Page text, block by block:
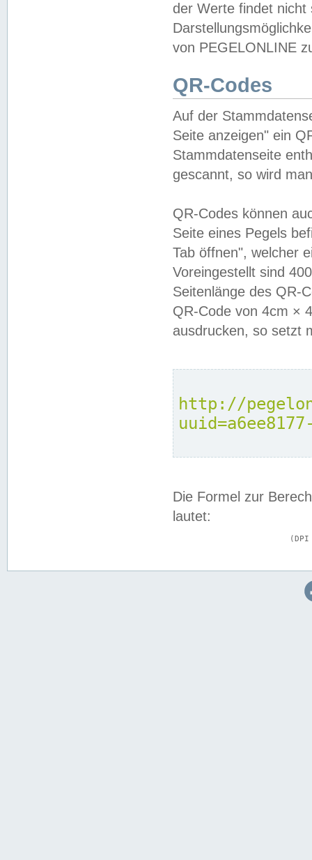
der Werte findet
von PEGELONLINE
QR-Codes
Auf der
Seite anzeigen" ein
Stammdatenseite
gescannt, so wird
QR-Codes können
Seite eines Pegels
Tab öffnen", welcher
Voreingestellt sind
Seitenlänge des QR-
QR-Code von 4cm ×
ausdrucken, so setzt
http://
Die Formel zur
lautet: